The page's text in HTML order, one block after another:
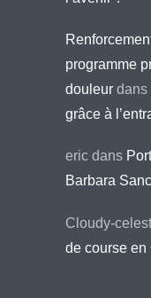
programme
douleur dans
grâce à
eric dans
Barbara
Cloudy-
de course en